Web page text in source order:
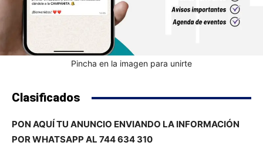
Pincha en la imagen para unirte
Clasificados
PON AQUÍ TU ANUNCIO ENVIANDO LA INFORMACIÓN
POR WHATSAPP AL 744 634 310